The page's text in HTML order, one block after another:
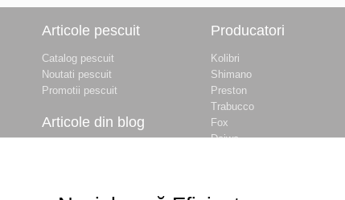
Articole pescuit
Catalog pescuit
Noutati pescuit
Promotii pescuit
Articole din blog
- INFORMATII
Producatori
Kolibri
Shimano
Preston
Trabucco
Fox
Daiwa